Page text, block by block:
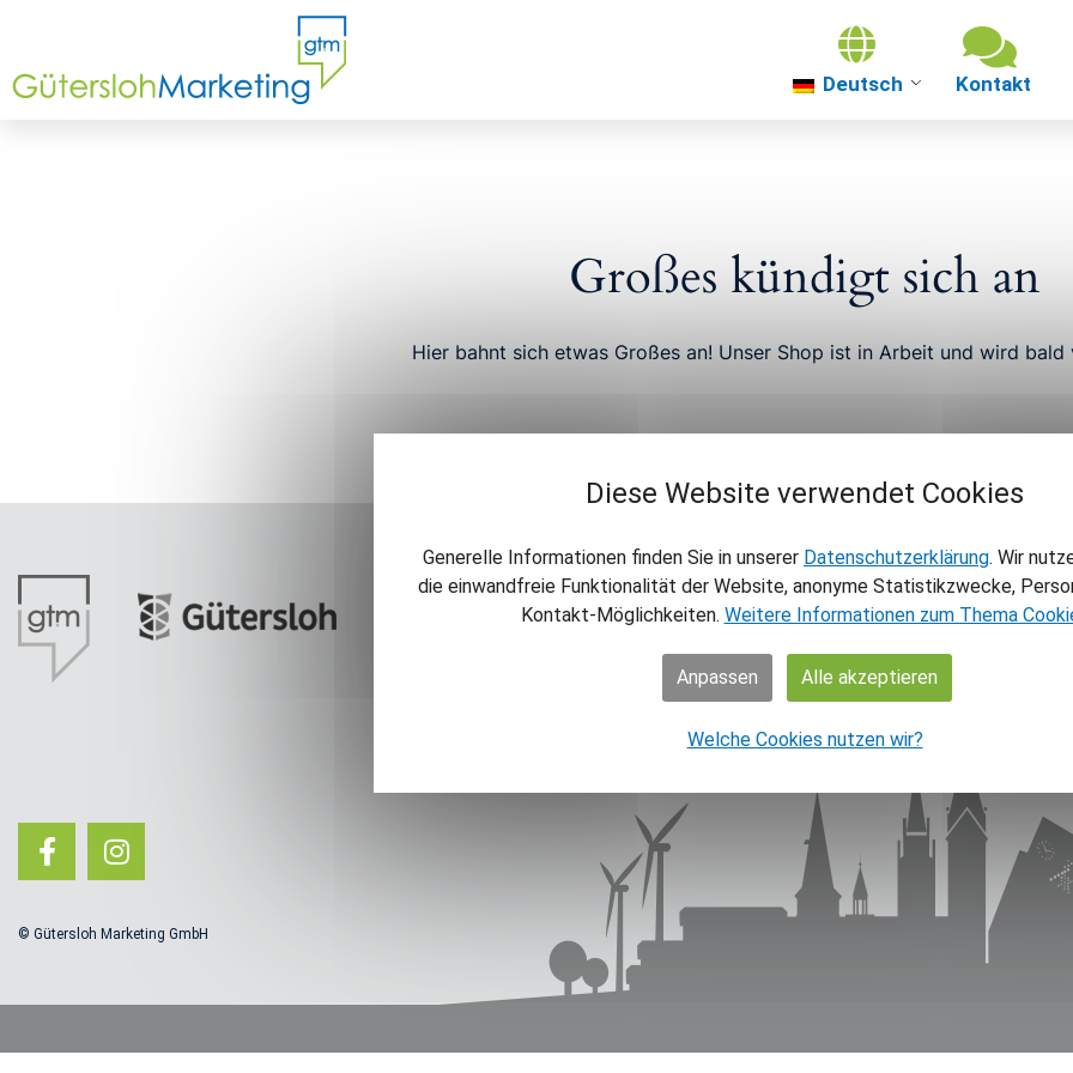
Deutsch
Großes kündigt sich an
Hier bahnt sich etwas Großes an! Unser Shop ist in Arbeit und wird
Home
© Gütersloh Marketing GmbH
Diese Website verwendet Cookies
Generelle Informationen finden Sie in unserer Datenschutzerklärung. Wir
die einwandfreie Funktionalität der Website, anonyme Statistikzwecke,
Kontakt-Möglichkeiten. Weitere Informationen zum Thema
Anpassen Alle akzeptieren
Welche Cookies nutzen wir?